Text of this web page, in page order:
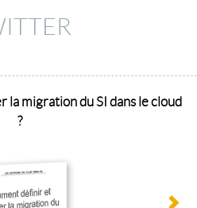
la migration du SI dans le cloud
?